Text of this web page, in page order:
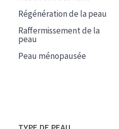
Régénération de la peau
Raffermissement de la
peau
Peau ménopausée